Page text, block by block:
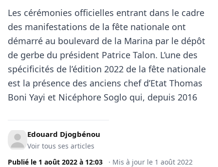
Les cérémonies officielles entrant dans le cadre
des manifestations de la fête nationale ont
démarré au boulevard de la Marina par le dépôt
de gerbe du président Patrice Talon. L’une des
spécificités de l’édition 2022 de la fête nationale
est la présence des anciens chef d’Etat Thomas
Boni Yayi et Nicéphore Soglo qui, depuis 2016
Edouard Djogbénou
Voir tous ses articles
Publié le 1 août 2022 à 12:03 · Mis à jour le 1 août 2022